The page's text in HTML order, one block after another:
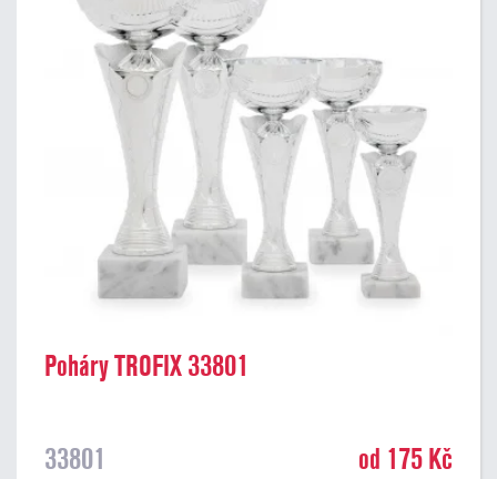
Poháry TROFIX 33801
33801 od 175 Kč